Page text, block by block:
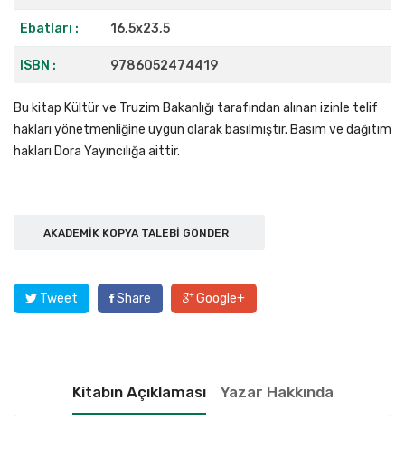
Ebatları : 16,5x23,5
ISBN : 9786052474419
Bu kitap Kültür ve Truzim Bakanlığı tarafından alınan izinle telif
hakları yönetmenliğine uygun olarak basılmıştır. Basım ve dağıtım
hakları Dora Yayıncılığa aittir.
AKADEMIK KOPYA TALEBI GÖNDER
Tweet Share Google+
Kitabın Açıklaması Yazar Hakkında